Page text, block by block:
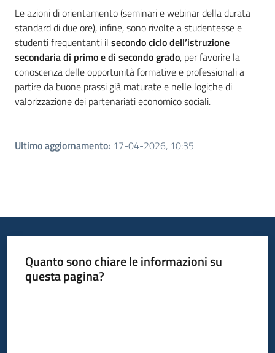
Le azioni di orientamento (seminari e webinar della durata
standard di due ore), infine, sono rivolte a studentesse e
studenti frequentanti il secondo ciclo dell’istruzione
secondaria di primo e di secondo grado, per favorire la
conoscenza delle opportunità formative e professionali a
partire da buone prassi già maturate e nelle logiche di
valorizzazione dei partenariati economico sociali.
Ultimo aggiornamento: 17-04-2026, 10:35
Quanto sono chiare le informazioni su
questa pagina?